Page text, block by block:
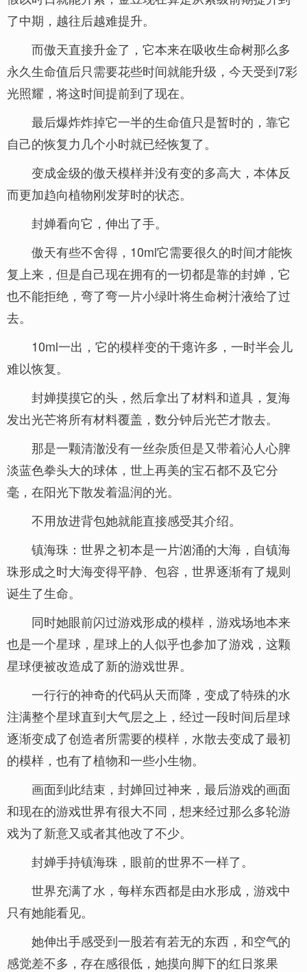
了中期，越往后越难提升。
而傲天直接升金了，它本来在吸收生命树那么多
永久生命值后只需要花些时间就能升级，今天受到7彩
光照耀，将这时间提前到了现在。
最后爆炸炸掉它一半的生命值只是暂时的，靠它
自己的恢复力几个小时就已经恢复了。
变成金级的傲天模样并没有变的多高大，本体反
而更加趋向植物刚发芽时的状态。
封婵看向它，伸出了手。
傲天有些不舍得，10ml它需要很久的时间才能恢
复上来，但是自己现在拥有的一切都是靠的封婵，它
也不能拒绝，弯了弯一片小绿叶将生命树汁液给了过
去。
10ml一出，它的模样变的干瘪许多，一时半会儿
难以恢复。
封婵摸摸它的头，然后拿出了材料和道具，复海
发出光芒将所有材料覆盖，数分钟后光芒才散去。
那是一颗清澈没有一丝杂质但是又带着沁人心脾
淡蓝色拳头大的球体，世上再美的宝石都不及它分
毫，在阳光下散发着温润的光。
不用放进背包她就能直接感受其介绍。
镇海珠：世界之初本是一片汹涌的大海，自镇海
珠形成之时大海变得平静、包容，世界逐渐有了规则
诞生了生命。
同时她眼前闪过游戏形成的模样，游戏场地本来
也是一个星球，星球上的人似乎也参加了游戏，这颗
星球便被改造成了新的游戏世界。
一行行的神奇的代码从天而降，变成了特殊的水
注满整个星球直到大气层之上，经过一段时间后星球
逐渐变成了创造者所需要的模样，水散去变成了最初
的模样，也有了植物和一些小生物。
画面到此结束，封婵回过神来，最后游戏的画面
和现在的游戏世界有很大不同，想来经过那么多轮游
戏为了新意又或者其他改了不少。
封婵手持镇海珠，眼前的世界不一样了。
世界充满了水，每样东西都是由水形成，游戏中
只有她能看见。
她伸出手感受到一股若有若无的东西，和空气的
感觉差不多，存在感很低，她摸向脚下的红日浆果